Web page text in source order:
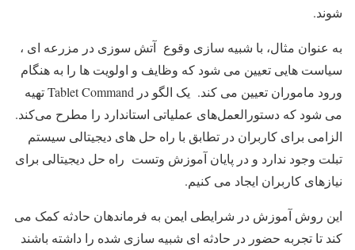
شوند.
به عنوان مثال، با شبیه سازی وقوع آتش سوزی در مزرعه ای ،
سیاست هایی تعیین می شود که وظایف و اولویت ها را به هنگام
ورود ماموران تعیین می کند. یک الگو در Tablet Command تهیه
می شود که دستورالعمل‌های عملیاتی استاندارد را مطرح می‌کند.
الزامی برای کاربران در تطابق با راه حل های دیجیتالی سیستم
تبلت وجود ندارد و در پایان آموزش وتست راه حل دیجیتالی برای
نیازهای کاربران ایجاد می کنیم.
این روش آموزش در شرایطی ایمن به فرماندهان حادثه کمک می
کند تا تجربه حضور در حادثه ای شبیه سازی شده را داشته باشند